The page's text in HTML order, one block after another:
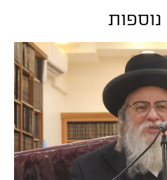
נוספות